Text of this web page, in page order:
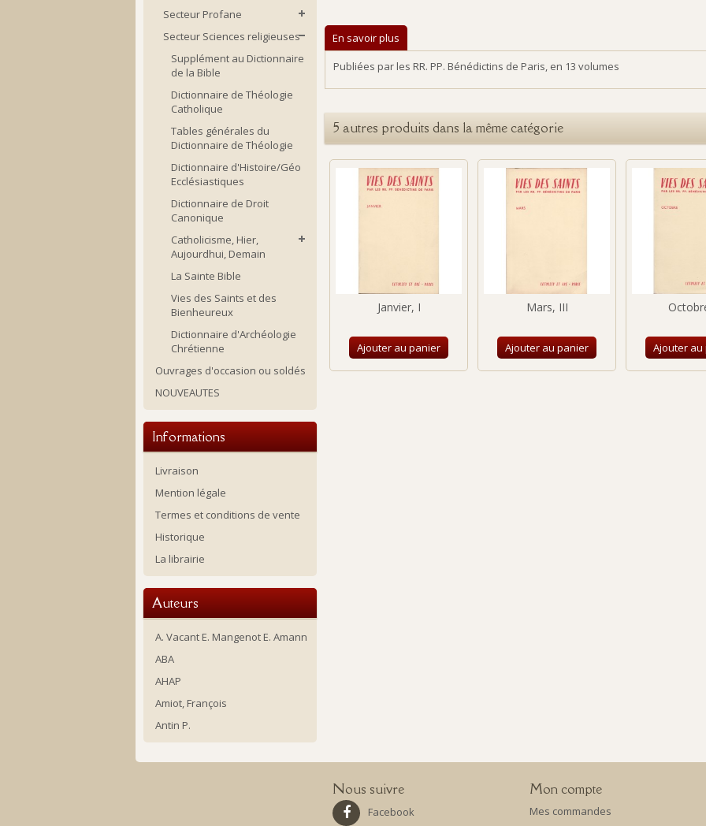
Secteur Profane
Secteur Sciences religieuses
Supplément au Dictionnaire
de la Bible
Dictionnaire de Théologie
Catholique
Tables générales du
Dictionnaire de Théologie
Dictionnaire d'Histoire/Géo
Ecclésiastiques
Dictionnaire de Droit
Canonique
Catholicisme, Hier,
Aujourdhui, Demain
La Sainte Bible
Vies des Saints et des
Bienheureux
Dictionnaire d'Archéologie
Chrétienne
Ouvrages d'occasion ou soldés
NOUVEAUTES
Informations
Livraison
Mention légale
Termes et conditions de vente
Historique
La librairie
Auteurs
A. Vacant E. Mangenot E. Amann
ABA
AHAP
Amiot, François
Antin P.
En savoir plus
Publiées par les RR. PP. Bénédictins de Paris, en 13 volumes
5 autres produits dans la même catégorie
Janvier, I
Ajouter au panier
Mars, III
Ajouter au panier Ajouter
Nous suivre
Facebook
Mon compte
Mes commandes